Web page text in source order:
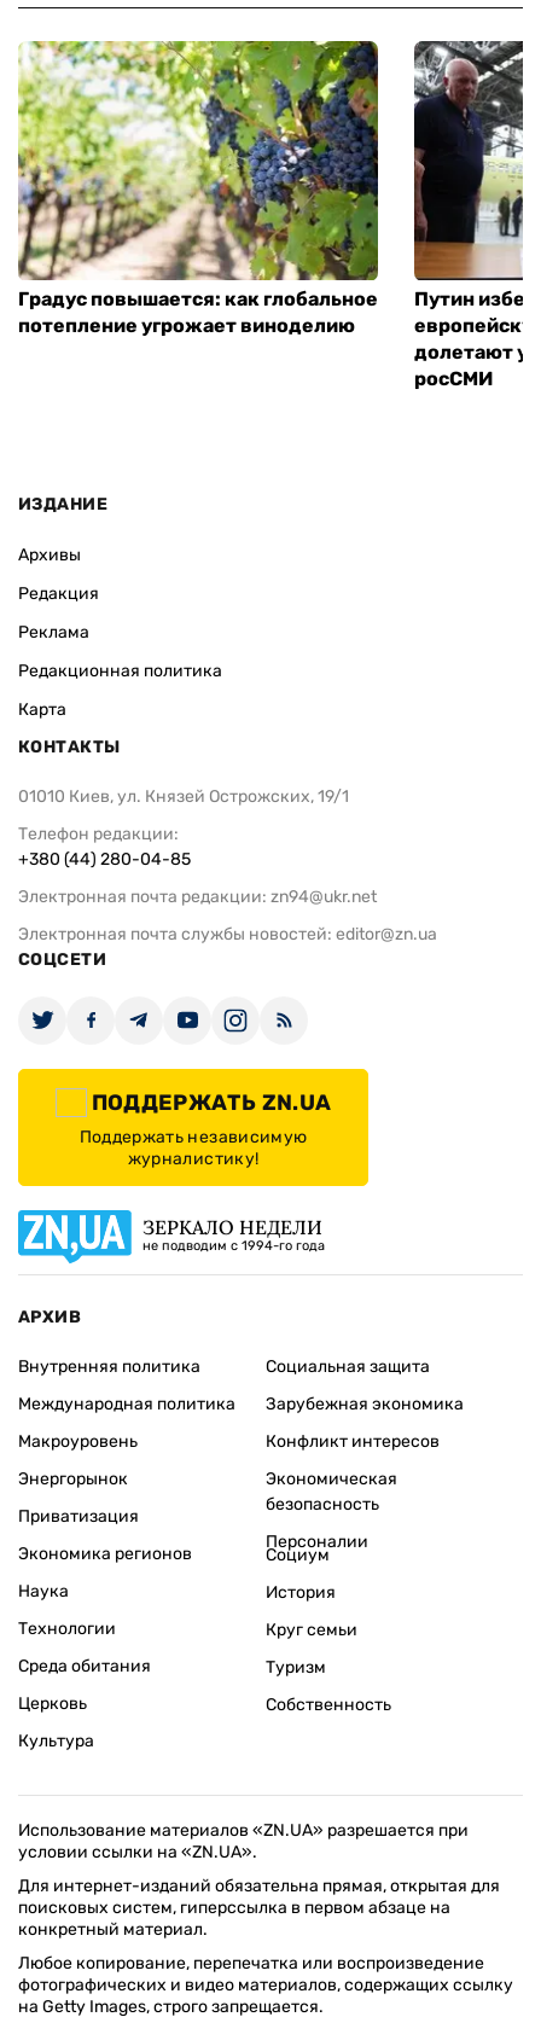
Градус повышается: как глобальное
потепление угрожает виноделию
Путин
долетают
росСМИ
ИЗДАНИЕ
Архивы
Редакция
Реклама
Редакционная политика
Карта
КОНТАКТЫ
01010 Киев, ул. Князей Острожских, 19/1
Телефон редакции:
+380 (44) 280-04-85
Электронная почта редакции: zn94@ukr.net
Электронная почта службы новостей: editor@zn.ua
СОЦСЕТИ
ПОДДЕРЖАТЬ ZN.UA
Поддержать независимую
журналистику!
ЗЕРКАЛО НЕДЕЛИ
не подводим с 1994-го года
АРХИВ
Внутренняя политика
Международная политика
Макроуровень
Энергорынок
Приватизация
Экономика регионов
Социальная защита
Зарубежная экономика
Конфликт интересов
Экономическая
безопасность
Персоналии
Наука
Технологии
Среда обитания
Церковь
Культура
Социум
История
Круг семьи
Туризм
Собственность
Использование материалов «ZN.UA» разрешается при
условии ссылки на «ZN.UA».
Для интернет-изданий обязательна прямая, открытая для
поисковых систем, гиперссылка в первом абзаце на
конкретный материал.
Любое копирование, перепечатка или воспроизведение
фотографических и видео материалов, содержащих ссылку
на Getty Images, строго запрещается.